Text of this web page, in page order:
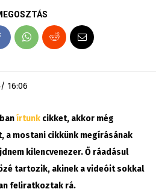
16:06
írtunk cikket, akkor még
mostani cikkünk megírásának
kilencvenezer. Ő ráadásul
tartozik, akinek a videóit sokkal
feliratkoztak rá.